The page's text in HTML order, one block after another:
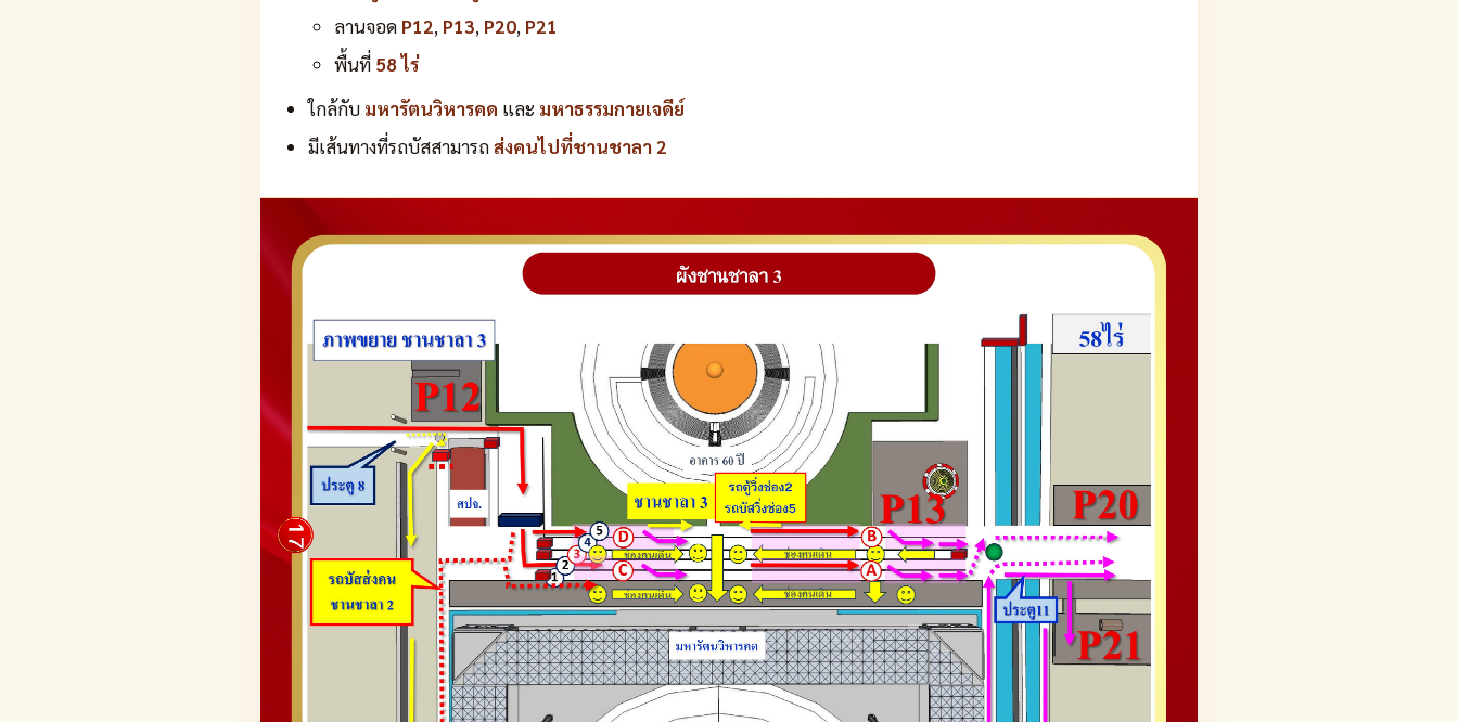
ลานจอด P12, P13, P20, P21
พื้นที่ 58 ไร่
ใกล้กับ มหารัตนวิหารคด และ มหาธรรมกายเจดีย์
มีเส้นทางที่รถบัสสามารถส่งคนไปที่ชานชาลา 2